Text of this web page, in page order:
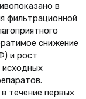
в
фильтрационной
снижение
и рост
исходных
течение первых